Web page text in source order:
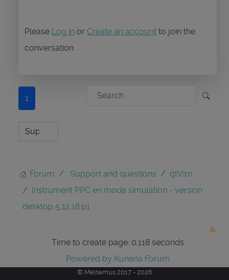
Please Log in or Create an account to join the
conversation.
1
Forum Support and questions
qtVlm
Instrument PPC en mode simulation - version
desktop 5,12,18.p1
Time to create page: 0.118 seconds
Powered by Kunena Forum
© Meltemus 2017 - 2026